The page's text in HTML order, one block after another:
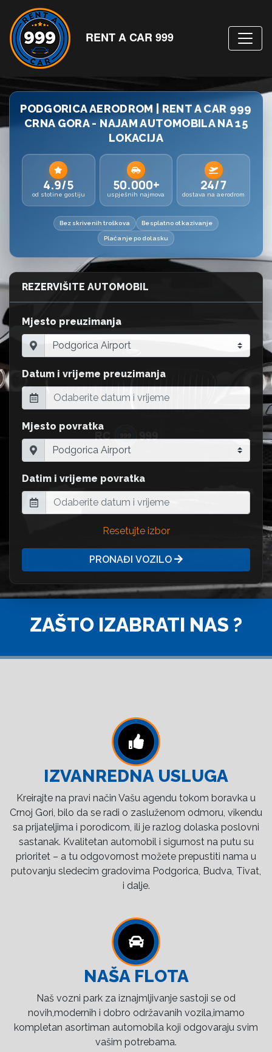
RENT A CAR 999
PODGORICA AERODROM | RENT A CAR 999
CRNA GORA - NAJAM AUTOMOBILA NA 15
LOKACIJA
4.9/5
od stotine gostiju
50.000+
uspješnih najmova
24/7
dostava na aerodrom
Bez skrivenih troškova Besplatno otkazivanje
Plaćanje po dolasku
REZERVIŠITE AUTOMOBIL
Mjesto preuzimanja
Datum i vrijeme preuzimanja
Mjesto povratka
Datim i vrijeme povratka
Resetujte izbor
PRONAĐI VOZILO
ZAŠTO IZABRATI NAS ?
IZVANREDNA USLUGA
Kreirajte na pravi način Vašu agendu tokom boravka u
Crnoj Gori, bilo da se radi o zasluženom odmoru, vikendu
sa prijateljima i porodicom, ili je razlog dolaska poslovni
sastanak. Kvalitetan automobil i sigurnost na putu su
prioritet – a tu odgovornost možete prepustiti nama u
putovanju sledecim gradovima Podgorica, Budva, Tivat,
i dalje.
NAŠA FLOTA
Naš vozni park za iznajmljivanje sastoji se od
novih,modernih i dobro održavanih vozila,imamo
kompletan asortiman automobila koji odgovaraju svim
vašim potrebama.